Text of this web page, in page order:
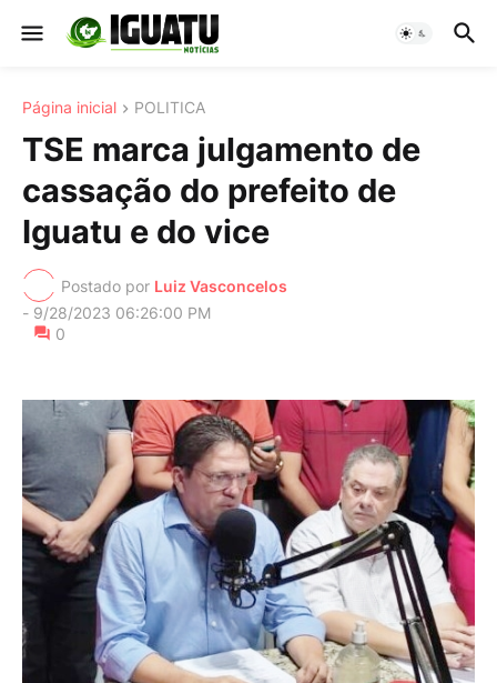
Página inicial POLITICA
TSE marca julgamento de
cassação do prefeito de
Iguatu e do vice
Postado por Luiz Vasconcelos
- 9/28/2023 06:26:00 PM
0